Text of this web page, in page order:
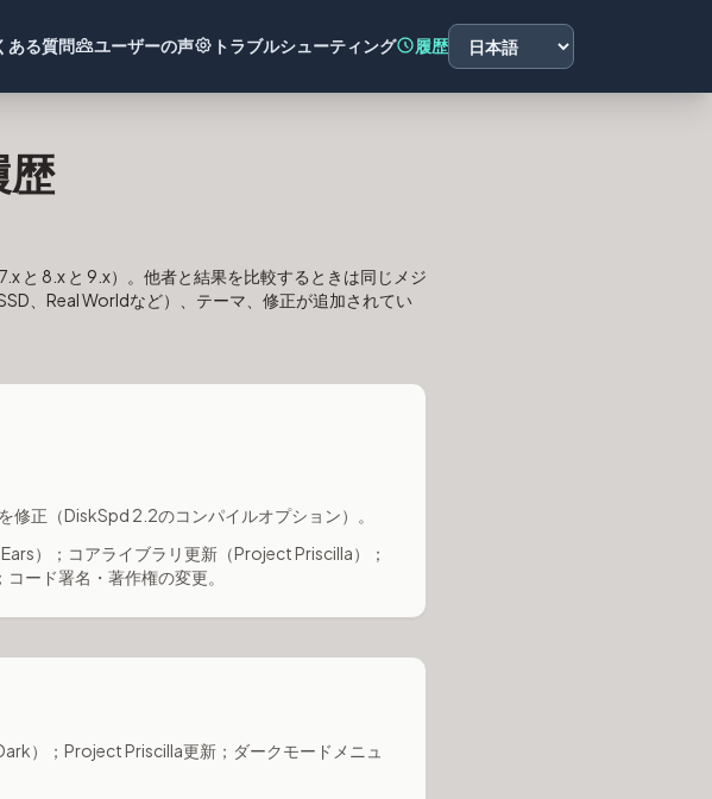
ある質問 ユーザーの声 トラブルシューティング 履歴Language
7.x と 8.x と 9.x）。他者と結果を比較するときは同じメジ
、Real Worldなど）、テーマ、修正が追加されてい
正（DiskSpd 2.2のコンパイルオプション）。
）；コアライブラリ更新（Project Priscilla）；
ード署名・著作権の変更。
）；Project Priscilla更新；ダークモードメニュ